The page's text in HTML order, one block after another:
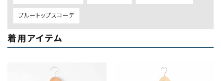
ブルートップスコーデ
着用アイテム